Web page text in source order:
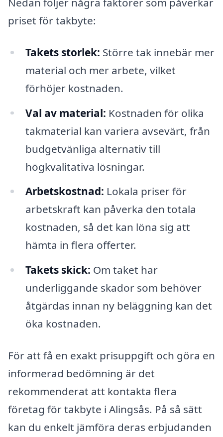
priset för takbyte:
Takets storlek: Större tak innebär mer
material och mer arbete, vilket
förhöjer kostnaden.
Val av material: Kostnaden för olika
takmaterial kan variera avsevärt, från
budgetvänliga alternativ till
högkvalitativa lösningar.
Arbetskostnad: Lokala priser för
arbetskraft kan påverka den totala
kostnaden, så det kan löna sig att
hämta in flera offerter.
Takets skick: Om taket har
underliggande skador som behöver
åtgärdas innan ny beläggning kan det
öka kostnaden.
För att få en exakt prisuppgift och göra en
informerad bedömning är det
rekommenderat att kontakta flera
företag för takbyte i Alingsås. På så sätt
kan du enkelt jämföra deras erbjudanden